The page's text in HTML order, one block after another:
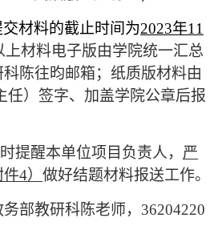
材料的截止时间为2023年11
上材料电子版由学院统一汇总
陈往昀邮箱；纸质版材料由
任）签字、加盖学院公章后报
提醒本单位项目负责人， 严
件4） 做好结题材料报送工作。
部教研科陈老师， 36204220